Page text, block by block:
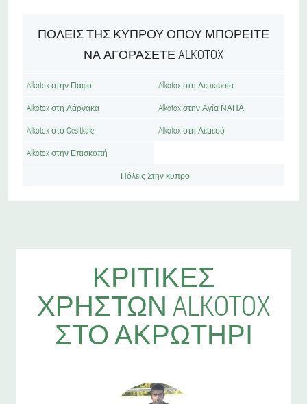
ΠΌΛΕΙΣ ΤΗΣ ΚΎΠΡΟΥ ΌΠΟΥ ΜΠΟΡΕΊΤΕ
ΝΑ ΑΓΟΡΆΣΕΤΕ ALKOTOX
Alkotox στην Πάφο Alkotox στη Λευκωσία
Alkotox στη Λάρνακα Alkotox στην Αγία ΝΑΠΑ
Alkotox στο Gesitkale Alkotox στη Λεμεσό
Alkotox στην Επισκοπή
Πόλεις Στην κυπρο
ΚΡΙΤΙΚΈΣ
ΧΡΗΣΤΏΝ ALKOTOX
ΣΤΟ ΑΚΡΩΤΉΡΙ